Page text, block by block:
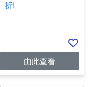
折!
由此查看